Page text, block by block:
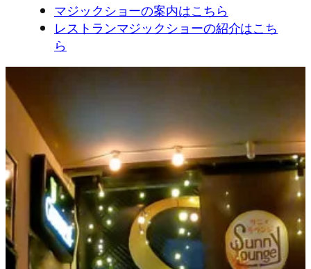
マジックショーの案内はこちら
レストランマジックショーの紹介はこち
ら